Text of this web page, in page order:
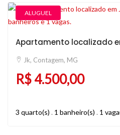
ALUGUEL
Jk, Contagem, MG
R$ 4.500,00
3 quarto(s) . 1 banheiro(s) . 1